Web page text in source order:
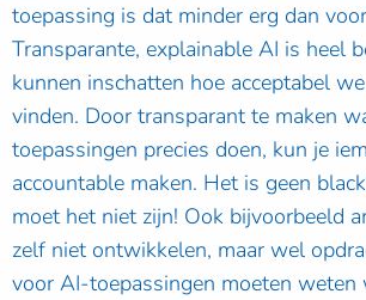
toepassing is dat minder erg dan
Transparante, explainable AI is heel
kunnen inschatten hoe acceptabel
vinden. Door transparant te maken
toepassingen precies doen, kun je
accountable maken. Het is geen
moet het niet zijn! Ook bijvoorbeeld
zelf niet ontwikkelen, maar wel
voor AI-toepassingen moeten weten